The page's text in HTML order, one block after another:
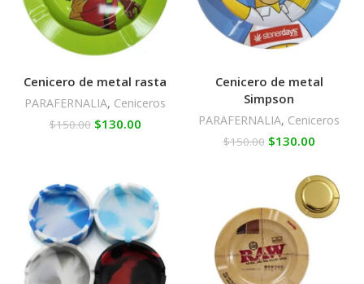
Cenicero de metal rasta
PARAFERNALIA, Ceniceros
$150.00 $130.00
Cenicero de metal
Simpson
PARAFERNALIA, Ceniceros
$150.00 $130.00